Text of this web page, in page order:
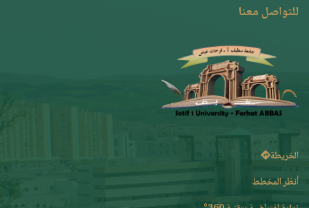
للتواصل معنا
الخريطة
أنظر المخطط